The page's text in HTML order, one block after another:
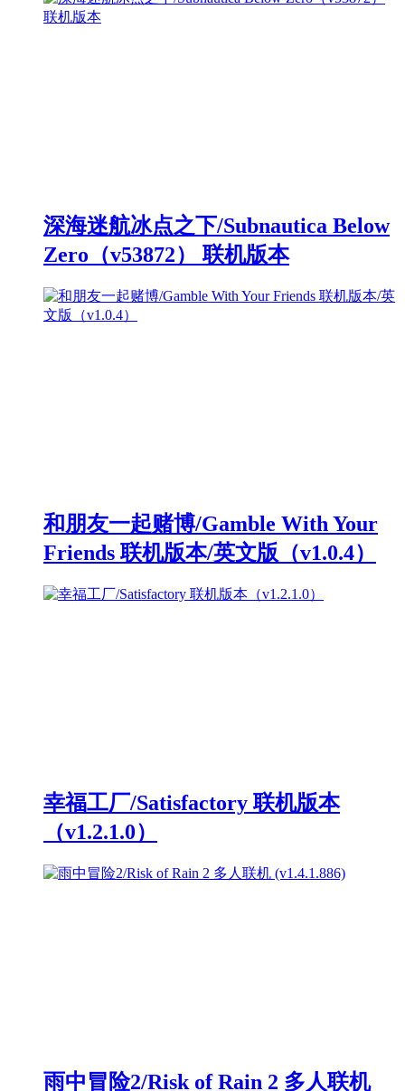
深海迷航冰点之下/Subnautica Below
Zero（v53872） 联机版本
和朋友一起赌博/Gamble With Your
Friends 联机版本/英文版（v1.0.4）
幸福工厂/Satisfactory 联机版本
（v1.2.1.0）
雨中冒险2/Risk of Rain 2 多人联机